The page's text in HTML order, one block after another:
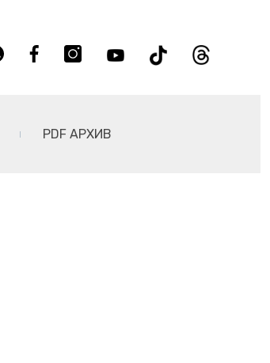
PDF АРХИВ